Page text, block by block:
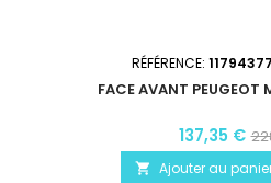
RÉFÉRENCE:
FACE AVANT PEUGEOT
137,35 €
 Ajouter au